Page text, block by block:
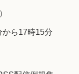
から17時15分